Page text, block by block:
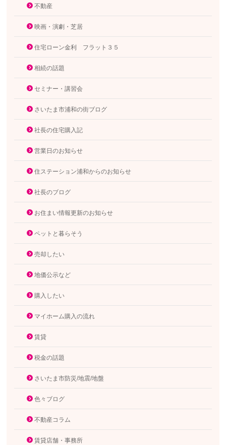
不動産
映画・演劇・芝居
住宅ローン金利 フラット３５
相続の話題
セミナー・講習会
さいたま市浦和の街ブログ
社長の住宅購入記
営業日のお知らせ
住ステーション浦和からのお知らせ
社長のブログ
お住まい情報更新のお知らせ
ペットと暮らそう
売却したい
地価公示など
購入したい
マイホーム購入の流れ
賃貸
税金の話題
さいたま市防災/地震/地盤
色々ブログ
不動産コラム
賃貸店舗・事務所